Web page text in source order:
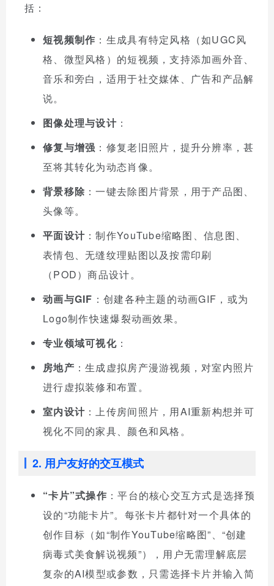
括：
短视频制作 ：生成具有特定风格（如UGC风
格、微型风格）的短视频，支持添加画外音、
音乐和旁白，适用于社交媒体、广告和产品解
说。
图像处理与设计：
修复与增强 ：修复老旧照片，提升分辨率，甚
至将其转化为动态肖像。
背景移除 ：一键去除图片背景，用于产品图、
头像等。
平面设计 ：制作YouTube缩略图、信息图、
表情包、无缝纹理贴图以及按需印刷
（POD）商品设计。
动画与GIF ：创建各种主题的动画GIF，或为
Logo制作快速爆裂动画效果。
专业领域可视化：
房地产 ：生成虚拟房产漫游视频，对室内照片
进行虚拟装修和布置。
室内设计 ：上传房间照片，用AI重新构想并可
视化不同的家具、颜色和风格。
2. 用户友好的交互模式
“卡片”式操作 ：平台的核心交互方式是选择预
设的“功能卡片”。每张卡片都针对一个具体的
创作目标（如“制作YouTube缩略图”、“创建
病毒式美食解说视频”），用户无需理解底层
复杂的AI模型或参数，只需选择卡片并输入简